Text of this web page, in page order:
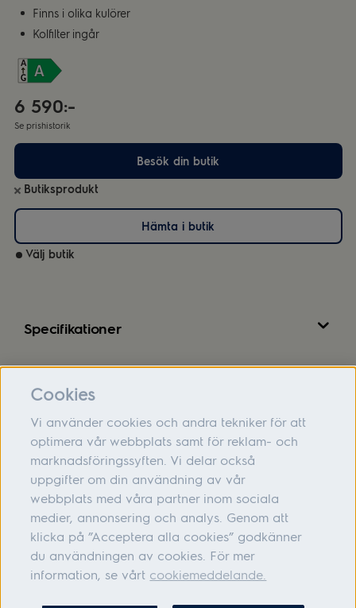
Finns i olika kulörer
Kolfilter ingår
6 590:-
Se prishistorik
Besök din butik
Butiksprodukt
Hämta i butik
Välj butik
Specifikationer
Om oss
Hjälp
Följ oss
Cookies
Vi använder cookies och andra tekniker för att
optimera vår webbplats samt för reklam- och
marknadsföringssyften. Vi delar också
uppgifter om din användning av vår
webbplats med våra partner inom sociala
medier, annonsering och analys. Genom att
klicka på ”Acceptera alla cookies” godkänner
du användningen av cookies. För mer
information, se vårt cookiemeddelande.